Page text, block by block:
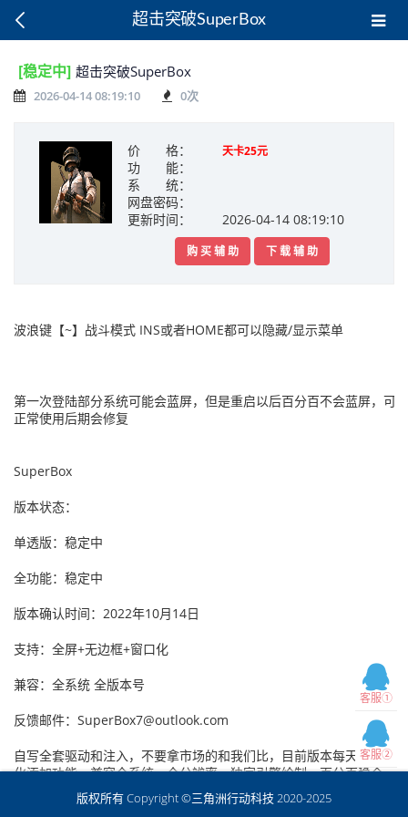
客服①
客服②
超击突破SuperBox
[稳定中] 超击突破SuperBox
2026-04-14 08:19:10 0次
价 格： 天卡25元
功 能：
系 统：
网盘密码：
更新时间：
2026-04-14 08:19:10
购 买 辅 助 下 载 辅 助
波浪键【~】战斗模式 INS或者HOME都可以隐藏/显示菜单
第一次登陆部分系统可能会蓝屏，但是重启以后百分百不会蓝屏，可
正常使用后期会修复
SuperBox
版本状态：
单透版：稳定中
全功能：稳定中
版本确认时间：2022年10月14日
支持：全屏+无边框+窗口化
兼容：全系统 全版本号
反馈邮件：SuperBox7@outlook.com
自写全套驱动和注入，不要拿市场的和我们比，目前版本每天都在优
化添加功能，兼容全系统，全分辨率，独家引擎绘制，百分百稳全
版权所有 Copyright ©三角洲行动科技 2020-2025